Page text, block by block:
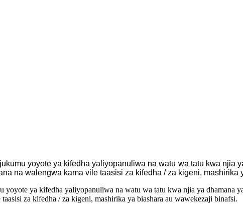
yoyote ya kifedha yaliyopanuliwa na watu wa tatu kwa njia
na walengwa kama vile taasisi za kifedha / za kigeni, mashirika
ya kifedha yaliyopanuliwa na watu wa tatu kwa njia ya dhamana
za kifedha / za kigeni, mashirika ya biashara au wawekezaji binafsi.